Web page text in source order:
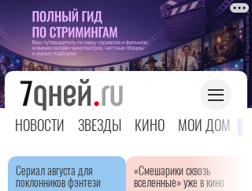
НОВОСТИ ЗВЕЗДЫ КИНО МОЙ ДОМ
Сериал августа для
поклонников фэнтези
«Смешарики сквозь
вселенные» уже в кино